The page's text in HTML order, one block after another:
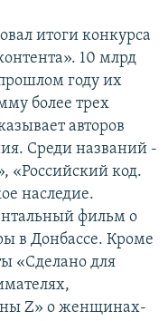
итоги конкурса
10 млрд
году их
более трех
авторов
Среди названий -
«Российский код.
наследие.
фильм о
в Донбассе. Кроме
«Сделано для
Z» о женщинах-